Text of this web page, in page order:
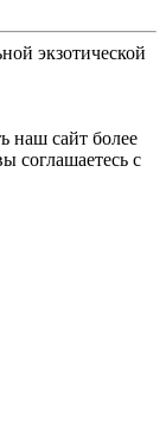
экзотической
наш сайт более
соглашаетесь с